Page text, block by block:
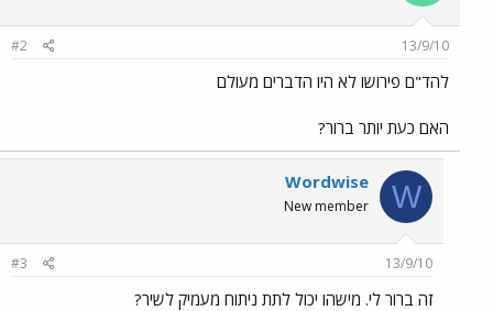
13/9/10
#2
להד"ם פירושו לא היו הדברים מעולם
האם כעת יותר ברור?
W
Wordwise
New member
13/9/10
#3
זה ברור לי. מישהו יכול לתת ניתוח מעמיק לשיר?